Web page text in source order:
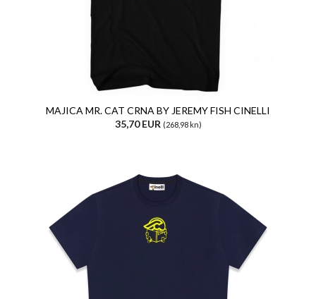
MAJICA MR. CAT CRNA BY JEREMY FISH CINELLI
35,70 EUR (268,98 kn)